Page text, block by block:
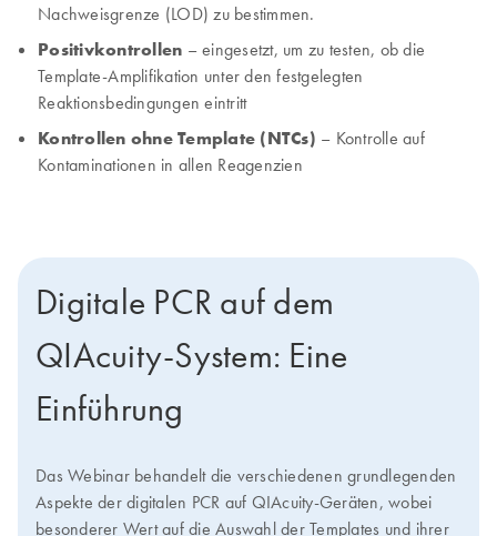
Nachweisgrenze (LOD) zu bestimmen.
Positivkontrollen – eingesetzt, um zu testen, ob die
Template-Amplifikation unter den festgelegten
Reaktionsbedingungen eintritt
Kontrollen ohne Template (NTCs) – Kontrolle auf
Kontaminationen in allen Reagenzien
Digitale PCR auf dem
QIAcuity-System: Eine
Einführung
Das Webinar behandelt die verschiedenen grundlegenden
Aspekte der digitalen PCR auf QIAcuity-Geräten, wobei
besonderer Wert auf die Auswahl der Templates und ihrer